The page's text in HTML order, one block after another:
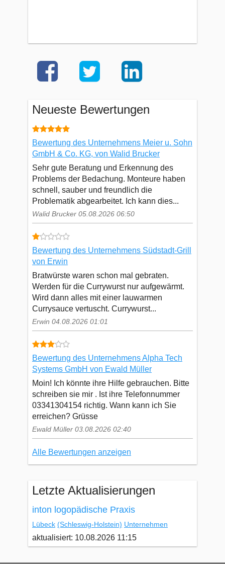
Neueste Bewertungen
Bewertung des Unternehmens Meier u. Sohn
GmbH & Co. KG, von Walid Brucker
Sehr gute Beratung und Erkennung des
Problems der Bedachung. Monteure haben
schnell, sauber und freundlich die
Problematik abgearbeitet. Ich kann dies...
Walid Brucker 05.08.2026 06:50
Bewertung des Unternehmens Südstadt-Grill
von Erwin
Bratwürste waren schon mal gebraten.
Werden für die Currywurst nur aufgewärmt.
Wird dann alles mit einer lauwarmen
Currysauce vertuscht. Currywurst...
Erwin 04.08.2026 01:01
Bewertung des Unternehmens Alpha Tech
Systems GmbH von Ewald Müller
Moin! Ich könnte ihre Hilfe gebrauchen. Bitte
schreiben sie mir . Ist ihre Telefonnummer
03341304154 richtig. Wann kann ich Sie
erreichen? Grüsse
Ewald Müller 03.08.2026 02:40
Alle Bewertungen anzeigen
Letzte Aktualisierungen
inton logopädische Praxis
Lübeck (Schleswig-Holstein) Unternehmen
aktualisiert: 10.08.2026 11:15